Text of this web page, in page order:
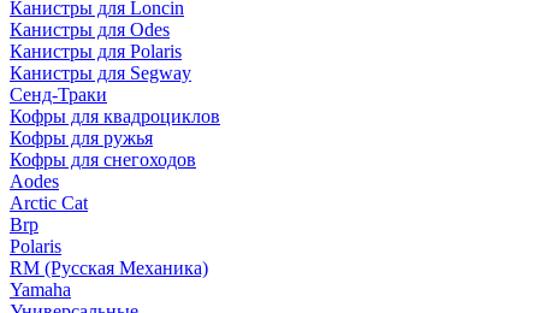
Канистры для Loncin
Канистры для Odes
Канистры для Polaris
Канистры для Segway
Сенд-Траки
Кофры для квадроциклов
Кофры для ружья
Кофры для снегоходов
Aodes
Arctic Cat
Brp
Polaris
RM (Русская Механика)
Yamaha